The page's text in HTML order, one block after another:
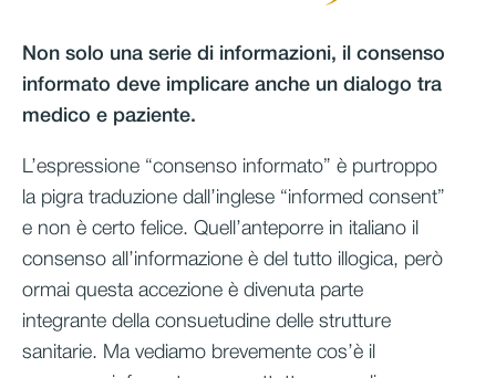
Non solo una serie di informazioni, il consenso
informato deve implicare anche un dialogo tra
medico e paziente.
L’espressione “consenso informato” è purtroppo
la pigra traduzione dall’inglese “informed consent”
e non è certo felice. Quell’anteporre in italiano il
consenso all’informazione è del tutto illogica, però
ormai questa accezione è divenuta parte
integrante della consuetudine delle strutture
sanitarie. Ma vediamo brevemente cos’è il